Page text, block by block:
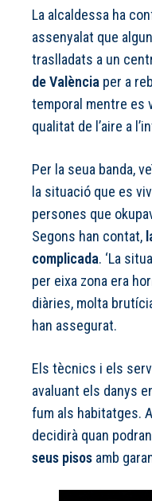
La alcaldessa ha
assenyalat que
traslladats a un
de València per a
temporal mentre es
qualitat de l’aire a
Per la seua banda,
la situació que es
persones que
Segons han contat,
complicada. ‘La
per eixa zona era
diàries, molta
han assegurat.
Els tècnics i els
avaluant els danys
fum als habitatges.
decidirà quan podran
seus pisos amb